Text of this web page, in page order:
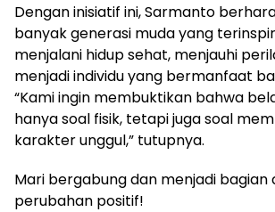
Dengan inisiatif ini, Sarmanto
banyak generasi muda yang
menjalani hidup sehat, menjauhi
menjadi individu yang bermanfaat
“Kami ingin membuktikan bahwa
hanya soal fisik, tetapi juga soal
karakter unggul,” tutupnya.
Mari bergabung dan menjadi bagian
perubahan positif!